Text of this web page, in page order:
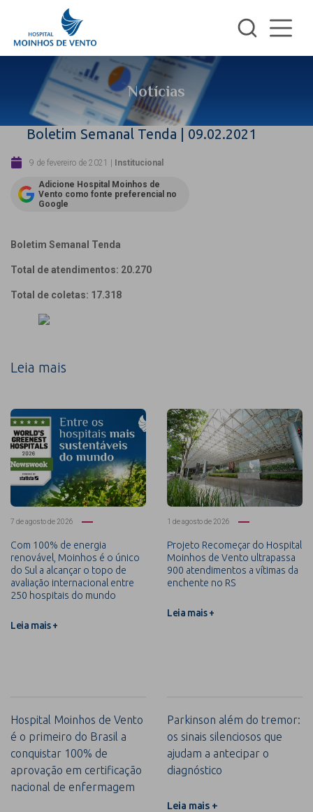
Notícias
Boletim Semanal Tenda | 09.02.2021
9 de fevereiro de 2021 | Institucional
Adicione Hospital Moinhos de
Vento como fonte preferencial no
Google
Boletim Semanal Tenda
Total de atendimentos: 20.270
Total de coletas: 17.318
Leia mais
7 de agosto de 2026
Com 100% de energia
renovável, Moinhos é o único
do Sul a alcançar o topo de
avaliação internacional entre
250 hospitais do mundo
Leia mais +
1 de agosto de 2026
Projeto Recomeçar do Hospital
Moinhos de Vento ultrapassa
900 atendimentos a vítimas da
enchente no RS
Leia mais +
Hospital Moinhos de Vento
é o primeiro do Brasil a
conquistar 100% de
aprovação em certificação
nacional de enfermagem
Parkinson além do tremor:
os sinais silenciosos que
ajudam a antecipar o
diagnóstico
Leia mais +